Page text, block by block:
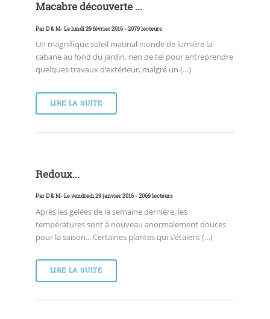
Macabre découverte ...
ParD & M- Le lundi 29 février 2016 - 2079 lecteurs
Un magnifique soleil matinal inonde de lumière la
cabane au fond du jardin, rien de tel pour entreprendre
quelques travaux d’extérieur, malgré un (…)
LIRE LA SUITE
Redoux...
ParD & M- Le vendredi 29 janvier 2016 - 2069 lecteurs
Après les gelées de la semaine dernière, les
températures sont à nouveau anormalement douces
pour la saison... Certaines plantes qui s’étaient (…)
LIRE LA SUITE